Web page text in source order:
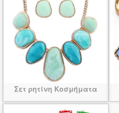
Σετ ρητίνη Κοσμήματα